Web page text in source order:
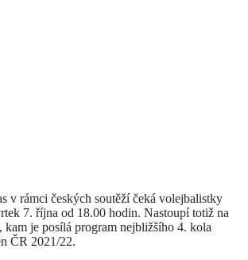
v rámci českých soutěží čeká volejbalistky
7. října od 18.00 hodin. Nastoupí totiž na
je posílá program nejbližšího 4. kola
ČR 2021/22.